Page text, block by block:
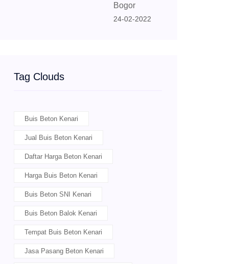
Bogor
24-02-2022
Tag Clouds
Buis Beton Kenari
Jual Buis Beton Kenari
Daftar Harga Beton Kenari
Harga Buis Beton Kenari
Buis Beton SNI Kenari
Buis Beton Balok Kenari
Tempat Buis Beton Kenari
Jasa Pasang Beton Kenari